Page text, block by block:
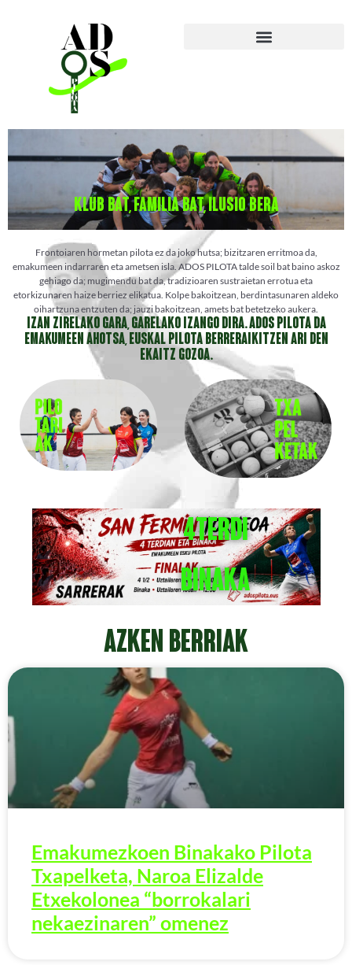
KLUB BAT, FAMILIA BAT, ILUSIO BERA
Frontoiaren hormetan pilota ez da joko hutsa; bizitzaren erritmoa da,
emakumeen indarraren eta ametsen isla. ADOS PILOTA talde soil bat baino askoz
gehiago da; mugimendu bat da, tradizioaren sustraietan errotua eta
etorkizunaren haize berriez elikatua. Kolpe bakoitzean, berdintasunaren aldeko
oihartzuna entzuten da; jauzi bakoitzean, amets bat betetzeko aukera.
IZAN ZIRELAKO GARA, GARELAKO IZANGO DIRA. ADOS PILOTA DA
EMAKUMEEN AHOTSA, EUSKAL PILOTA BERRERAIKITZEN ARI DEN
EKAITZ GOZOA.
4TERDI
BINAKA
AZKEN BERRIAK
Emakumezkoen Binakako Pilota
Txapelketa, Naroa Elizalde
Etxekolonea “borrokalari
nekaezinaren” omenez